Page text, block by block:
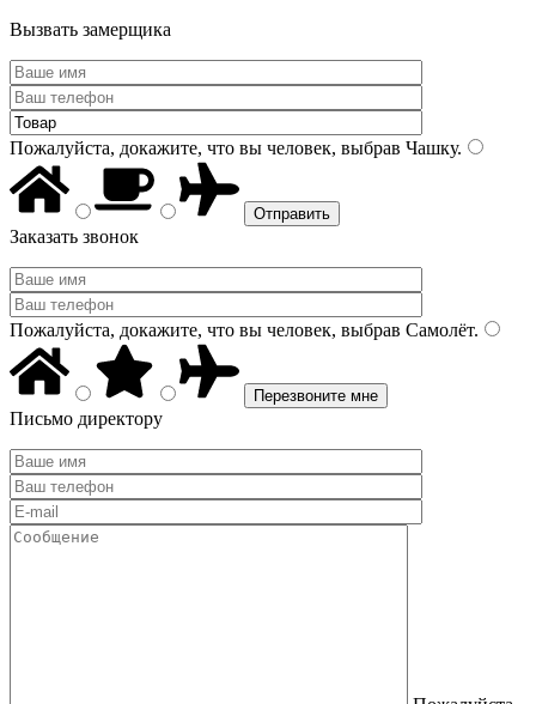
Вызвать замерщика
Пожалуйста, докажите, что вы человек, выбрав Чашку.
Заказать звонок
Пожалуйста, докажите, что вы человек, выбрав Самолёт.
Письмо директору